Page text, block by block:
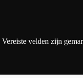
Vereiste velden zijn